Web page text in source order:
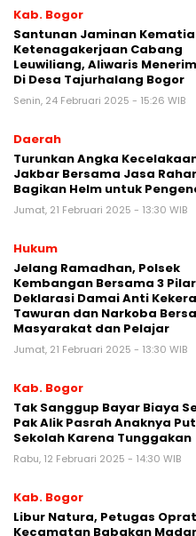
Kab. Bogor
Santunan Jaminan
Ketenagakerjaan Cabang
Leuwiliang, Aliwaris
Di Desa Tajurhalang Bogor
Senin, 24 Februari 2025 - 15:26 WIB
Daerah
Turunkan Angka
Jakbar Bersama Jasa
Bagikan Helm untuk
Jumat, 21 Februari 2025 - 13:30 WIB
Hukum
Jelang Ramadhan, Polsek
Kembangan Bersama 3
Deklarasi Damai Anti
Tawuran dan Narkoba
Masyarakat dan Pelajar
Jumat, 21 Februari 2025 - 13:30 WIB
Kab. Bogor
Tak Sanggup Bayar Biaya
Pak Alik Pasrah Anaknya
Sekolah Karena Tunggakan
Rabu, 12 Februari 2025 - 14:30 WIB
Kab. Bogor
Libur Natura, Petugas
Kecamatan Babakan